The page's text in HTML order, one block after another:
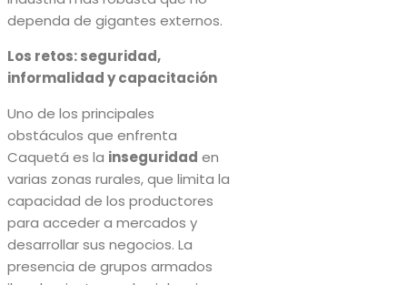
dependa de gigantes externos.
Los retos: seguridad,
informalidad y capacitación
Uno de los principales
obstáculos que enfrenta
Caquetá es la inseguridad en
varias zonas rurales, que limita la
capacidad de los productores
para acceder a mercados y
desarrollar sus negocios. La
presencia de grupos armados